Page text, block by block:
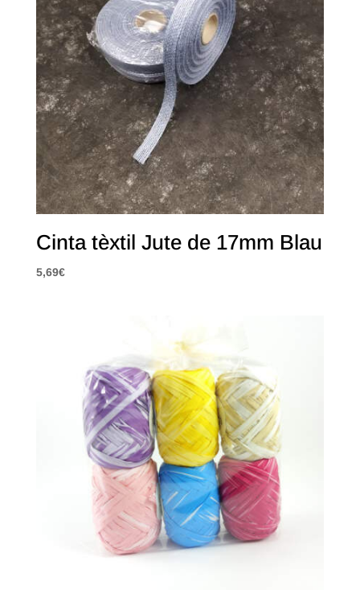
Cinta tèxtil Jute de 17mm Blau
5,69€